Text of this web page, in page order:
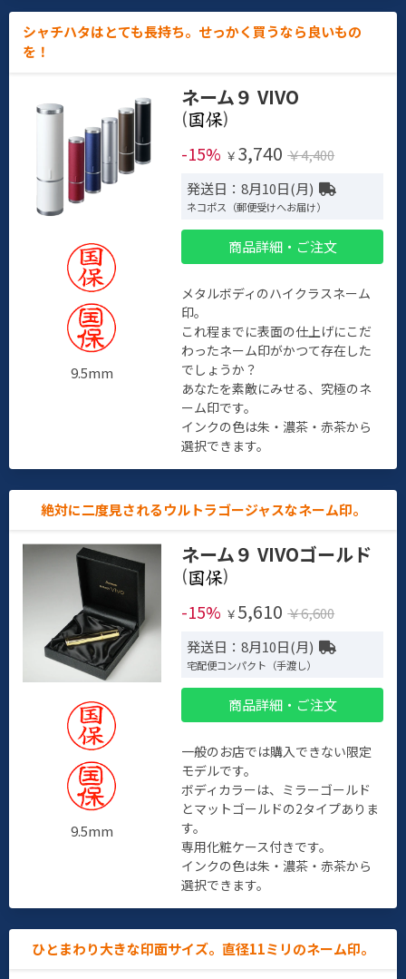
シャチハタはとても長持ち。せっかく買うなら良いもの
を！
9.5mm
ネーム９ VIVO
(
)
-15% ￥ 3,740 ￥4,400
発送日：8月10日(月)
ネコポス（郵便受けへお届け）
商品詳細・ご注文
メタルボディのハイクラスネーム
印。
これ程までに表面の仕上げにこだ
わったネーム印がかつて存在した
でしょうか？
あなたを素敵にみせる、究極のネ
ーム印です。
インクの色は朱・濃茶・赤茶から
選択できます。
絶対に二度見されるウルトラゴージャスなネーム印。
9.5mm
ネーム９ VIVOゴールド
(
)
-15% ￥ 5,610 ￥6,600
発送日：8月10日(月)
宅配便コンパクト（手渡し）
商品詳細・ご注文
一般のお店では購入できない限定
モデルです。
ボディカラーは、ミラーゴールド
とマットゴールドの2タイプありま
す。
専用化粧ケース付きです。
インクの色は朱・濃茶・赤茶から
選択できます。
ひとまわり大きな印面サイズ。直径11ミリのネーム印。